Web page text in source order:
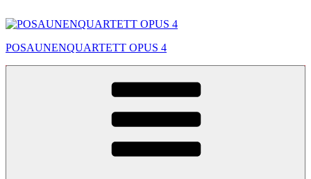
Inhalt
POSAUNENQUARTETT OPUS 4